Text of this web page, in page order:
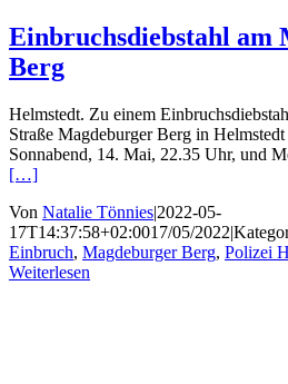
Einbruchsdiebstahl am
Berg
Helmstedt. Zu einem
Straße Magdeburger Berg in
Sonnabend, 14. Mai, 22.35 Uhr, und
[…]
Von Natalie Tönnies|2022-05-
17T14:37:58+02:0017/05/2022|
Einbruch, Magdeburger Berg, Polizei
Weiterlesen